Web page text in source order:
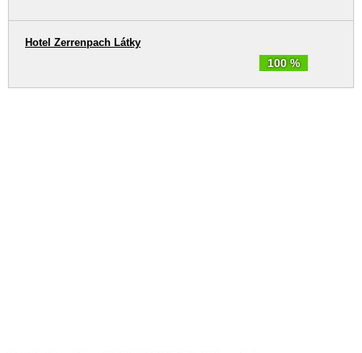
100 %
Hotel Zerrenpach Látky